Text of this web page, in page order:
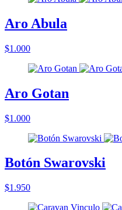
Aro Abula
$1.000
Aro Gotan
$1.000
Botón Swarovski
$1.950